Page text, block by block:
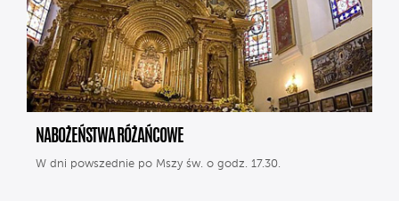
NABOŻEŃSTWA RÓŻAŃCOWE
W dni powszednie po Mszy św. o godz. 17.30.